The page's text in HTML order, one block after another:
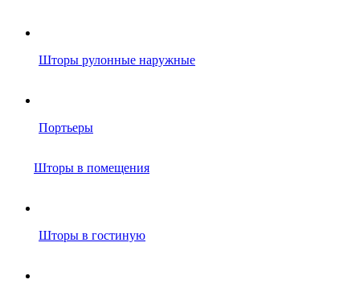
Шторы рулонные наружные
Портьеры
Шторы в помещения
Шторы в гостиную